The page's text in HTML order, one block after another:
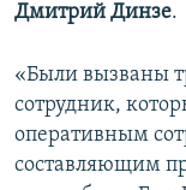
Дмитрий Динзе.
«Были вызваны
сотрудник,
оперативным
составляющим